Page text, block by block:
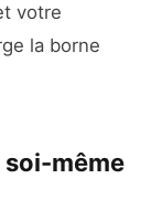
votre
la borne
même